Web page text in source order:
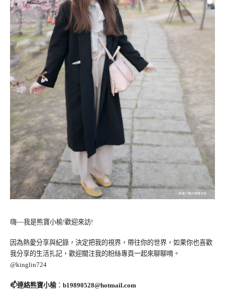
嗨~~我是熊寶小榆!歡迎來訪!
因為熱愛分享與紀錄，決定把我的視界，帶往你的世界，如果你也喜歡
我分享的生活扎記，歡迎關注我的粉絲專頁一起來聊聊唷。
@kinglin724
📫連絡熊寶小榆： b19890528@hotmail.com